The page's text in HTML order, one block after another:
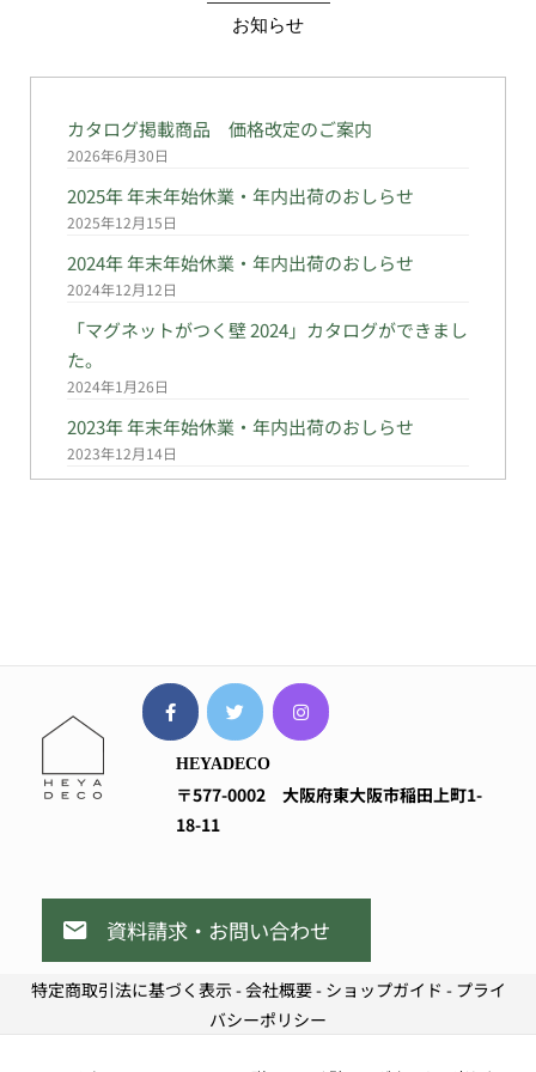
お知らせ
カタログ掲載商品 価格改定のご案内
2026年6月30日
2025年 年末年始休業・年内出荷のおしらせ
2025年12月15日
2024年 年末年始休業・年内出荷のおしらせ
2024年12月12日
「マグネットがつく壁 2024」カタログができまし
た。
2024年1月26日
2023年 年末年始休業・年内出荷のおしらせ
2023年12月14日
HEYADECO
〒577-0002 大阪府東大阪市稲田上町1-
18-11
資料請求・お問い合わせ
特定商取引法に基づく表示-会社概要- ショップガイド - プライ
バシーポリシー